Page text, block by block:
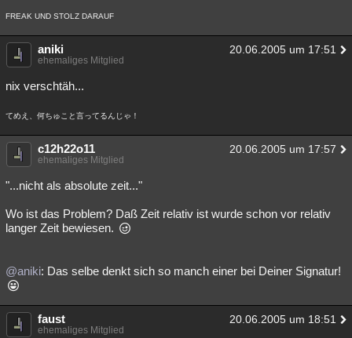
FREAK UND STOLZ DARAUF
aniki 20.06.2005 um 17:51
ehemaliges Mitglied
nix verschtäh...
てめえ、何ちゅこと言ってるんじゃ！
c12h22o11 20.06.2005 um 17:57
ehemaliges Mitglied
"...nicht als absolute zeit..."
Wo ist das Problem? Daß Zeit relativ ist wurde schon vor relativ
langer Zeit bewiesen.
@aniki: Das selbe denkt sich so manch einer bei Deiner Signatur!
faust 20.06.2005 um 18:51
ehemaliges Mitglied